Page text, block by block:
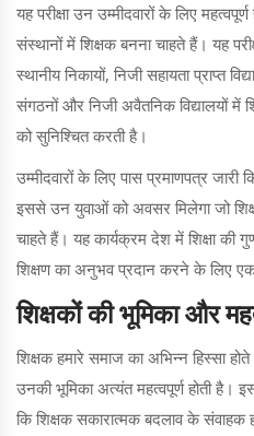
यह परीक्षा उन उम्मीदवारों के लिए
संस्थानों में शिक्षक बनना चाहते हैं। यह
स्थानीय निकायों, निजी सहायता प्राप्त
संगठनों और निजी अवैतनिक विद्यालयों में
को सुनिश्चित करती है।
उम्मीदवारों के लिए पास प्रमाणपत्र जारी
इससे उन युवाओं को अवसर मिलेगा जो
चाहते हैं। यह कार्यक्रम देश में शिक्षा की
शिक्षण का अनुभव प्रदान करने के लिए
शिक्षकों की भूमिका और
शिक्षक हमारे समाज का अभिन्न हिस्सा
उनकी भूमिका अत्यंत महत्वपूर्ण होती है।
कि शिक्षक सकारात्मक बदलाव के संवाहक